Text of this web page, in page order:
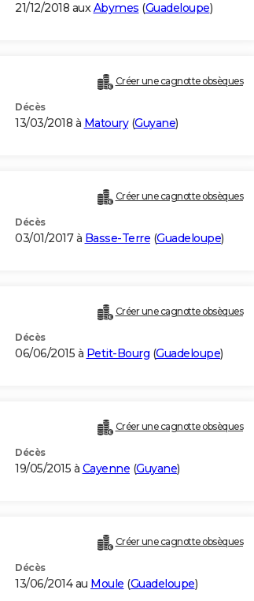
21/12/2018 auxAbymes (Guadeloupe)
Créer une cagnotte obsèques
Décès
13/03/2018 à Matoury(Guyane)
Créer une cagnotte obsèques
Décès
03/01/2017 à Basse-Terre (Guadeloupe)
Créer une cagnotte obsèques
Décès
06/06/2015 à Petit-Bourg (Guadeloupe)
Créer une cagnotte obsèques
Décès
19/05/2015 à Cayenne (Guyane)
Créer une cagnotte obsèques
Décès
13/06/2014 au Moule (Guadeloupe)